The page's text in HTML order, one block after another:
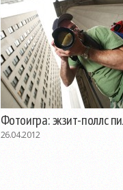
Фотоигра: экзит-поллс
26.04.2012